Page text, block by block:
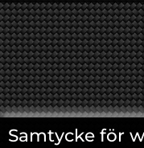
Samtycke för